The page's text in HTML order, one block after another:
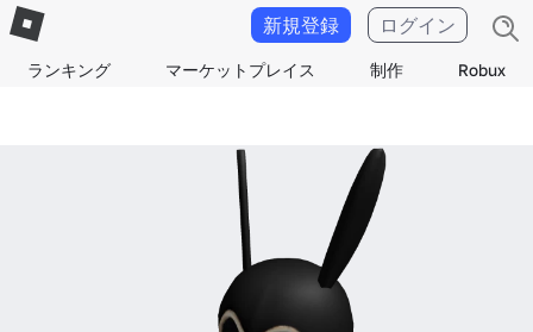
ランキング マーケットプレイス 制作 Robux
新規登録 ログイン